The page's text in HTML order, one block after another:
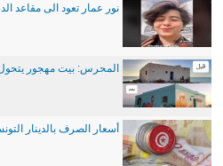
نور عمار تعود الى مقاعد
المحرس: بيت مهجور
أسعار الصرف بالدينار